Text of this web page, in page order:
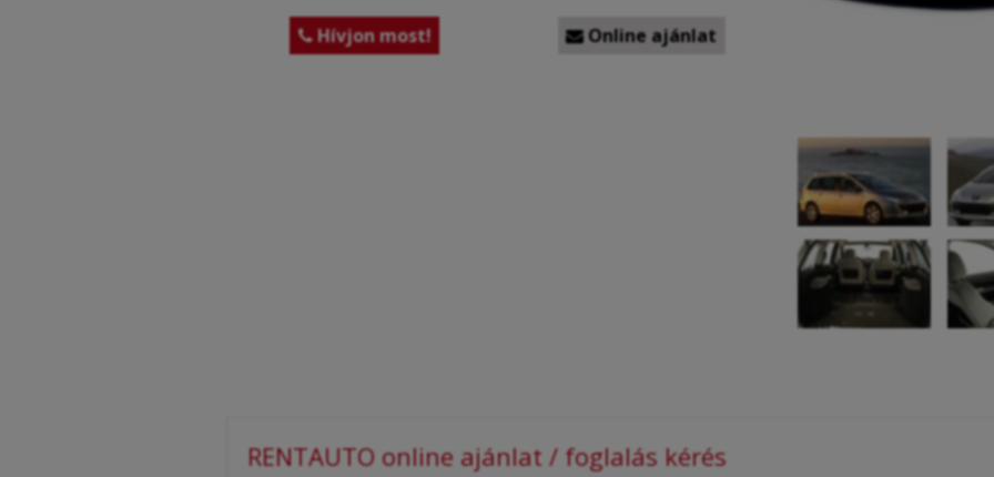
Hívjon most! Online ajánlat
RENTAUTO online ajánlat / foglalás kérés